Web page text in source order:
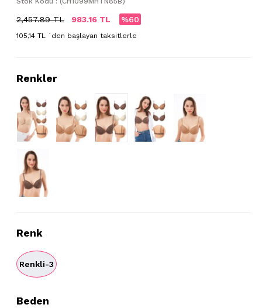
2,457.89 TL 983.16 TL 60
105,14 TL `den başlayan taksitlerle
Renk
Renkli-3
Beden